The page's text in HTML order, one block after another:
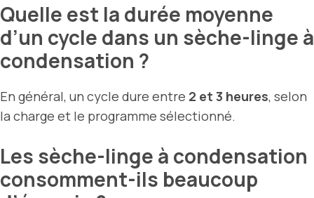
Quelle est la durée moyenne
d’un cycle dans un sèche-linge à
condensation ?
En général, un cycle dure entre 2 et 3 heures, selon
la charge et le programme sélectionné.
Les sèche-linge à condensation
consomment-ils beaucoup